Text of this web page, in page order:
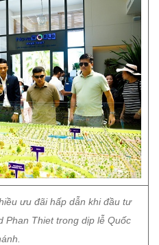
ưu đãi hấp dẫn khi đầu tư
Phan Thiet trong dịp lễ Quốc